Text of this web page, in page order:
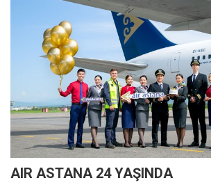
AIR ASTANA 24 YAŞINDA